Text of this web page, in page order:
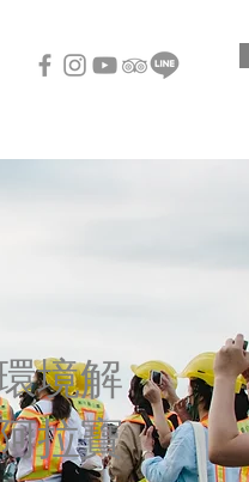
境解
拉寶